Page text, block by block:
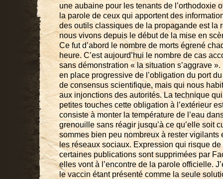
une aubaine pour les tenants de l’orthodoxie
la parole de ceux qui apportent des
des outils classiques de la propagande est la
nous vivons depuis le début de la mise en
Ce fut d’abord le nombre de morts égrené
heure. C’est aujourd’hui le nombre de cas
sans démonstration « la situation s’aggrave
en place progressive de l’obligation du port
de consensus scientifique, mais qui nous
aux injonctions des autorités. La technique
petites touches cette obligation à l’extérieur
consiste à monter la température de l’eau
grenouille sans réagir jusqu’à ce qu’elle soit
sommes bien peu nombreux à rester vigilants
les réseaux sociaux. Expression qui risque
certaines publications sont supprimées par
elles vont à l’encontre de la parole officielle.
le vaccin étant présenté comme la seule